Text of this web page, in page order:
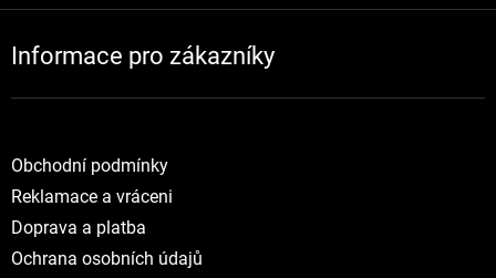
Informace pro zákazníky
Obchodní podmínky
Reklamace a vráceni
Doprava a platba
Ochrana osobních údajů